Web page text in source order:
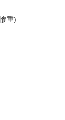
重)